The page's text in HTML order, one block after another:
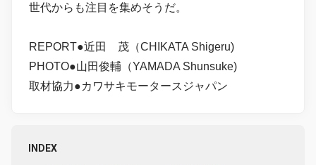
世代からも注目を集めそうだ。
REPORT●近田 茂（CHIKATA Shigeru)
PHOTO●山田俊輔（YAMADA Shunsuke)
取材協力●カワサキモータースジャパン
INDEX